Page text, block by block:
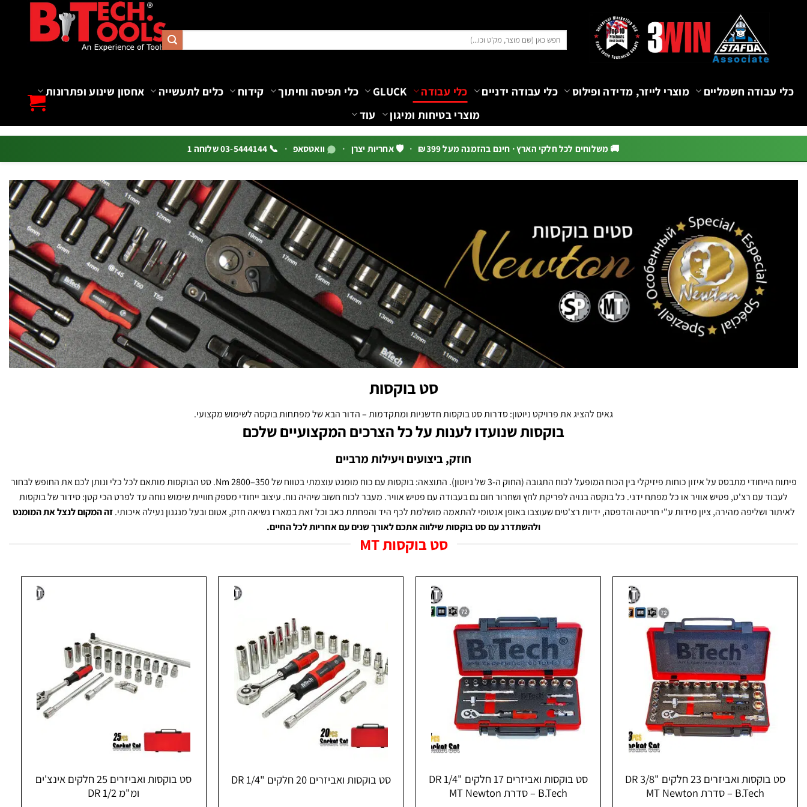
כלי עבודה חשמליים מוצרי לייזר, מדידה ופילוס כלי עבודה ידניים כלי עבודה GLUCK כלי תפיסה וחיתוך קידוח כלים לתעשייה
אחסון שינוע ופתרונות
מוצרי בטיחות ומיגון
עוד
🚚 משלוחים לכל חלקי הארץ · חינם בהזמנה מעל ₪399 · 🛡️ אחריות יצרן · וואטסאפ · 📞 03-5444144 שלוחה 1
סט בוקסות
גאים להציג את פרויקט ניוטון: סדרות סט בוקסות חדשניות ומתקדמות – הדור הבא של מפתחות בוקסה לשימוש מקצועי.
בוקסות שנועדו לענות על כל הצרכים המקצועיים שלכם
חוזק, ביצועים ויעילות מרביים
פיתוח הייחודי מתבסס על איזון כוחות פיזיקלי בין הכוח המופעל לכוח התגובה (החוק ה-3 של ניוטון). התוצאה: בוקסות עם כוח מומנט עוצמתי בטווח של 350–2800 Nm. סט הבוקסות מותאם לכל כלי ונותן לכם את החופש לבחור
לעבוד עם רצ'ט, פטיש אוויר או כל מפתח ידני. כל בוקסה בנויה לפריקת לחץ ושחרור חום גם בעבודה עם פטיש אוויר. מעבר לכוח חשוב שיהיה נוח. עיצוב ייחודי מספק חוויית שימוש נוחה עד לפרט הכי קטן: סידור של בוקסות
לאיתור ושליפה מהירה, ציון מידות ע"י חריטה והדפסה, ידיות רצ'טים שעוצבו באופן אנטומי להתאמה מושלמת לכף היד והפחתת כאב וכל זאת במארז נשיאה חזק, אטום ובעל מנגנון נעילה איכותי.זה המקום לנצל את המומנט
ולהשתדרג עם סט בוקסות שילווה אתכם לאורך שנים עם אחריות לכל החיים.
סט בוקסות MT
סט בוקסות ואביזרים 23 חלקים DR 3/8"
B.Tech – סדרת MT Newton
סט בוקסות ואביזרים 17 חלקים DR 1/4"
B.Tech – סדרת MT Newton
סט בוקסות ואביזרים 20 חלקים "DR 1/4
סט בוקסות ואביזרים 25 חלקים אינצ'ים
ומ"מ DR 1/2